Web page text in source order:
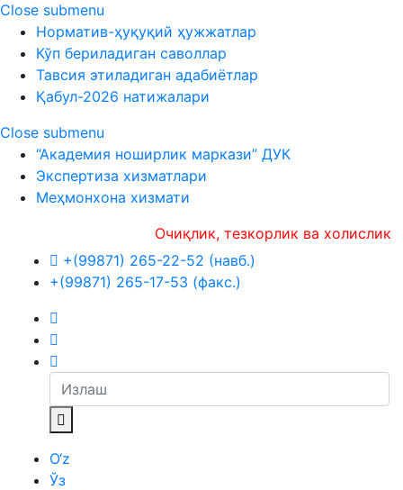
Close submenu
Норматив-ҳуқуқий ҳужжатлар
Кўп бериладиган саволлар
Тавсия этиладиган адабиётлар
Қабул-2026 натижалари
Close submenu
“Академия ноширлик маркази” ДУК
Экспертиза хизматлари
Меҳмонхона хизмати
Очиқлик, тезкорлик ва холислик
+(99871) 265-22-52 (навб.)
+(99871) 265-17-53 (факс.)
O‘z
Ўз